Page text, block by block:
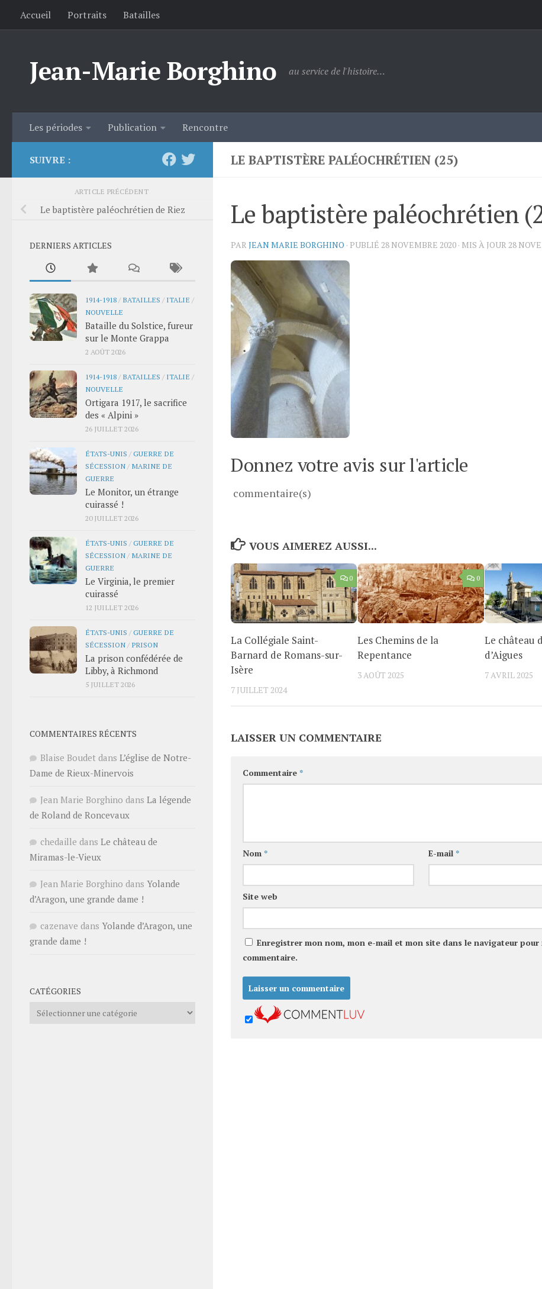
Skip to content
Accueil Portraits Batailles
Jean-Marie Borghino au service de l'histoire…
Les périodes Publication Rencontre
LE BAPTISTÈRE PALÉOCHRÉTIEN (25)
Le baptistère paléochrétien
PAR JEAN MARIE BORGHINO · PUBLIÉ 28 NOVEMBRE 2020 · MIS À JOUR 28
Donnez votre avis sur l'article
commentaire(s)
VOUS AIMEREZ AUSSI...
0
La Collégiale Saint-
Barnard de Romans-sur-
Isère
7 JUILLET 2024
0
Les Chemins de la
Repentance
3 AOÛT 2025
Le château
d’Aigues
7 AVRIL 2025
LAISSER UN COMMENTAIRE
Commentaire *
Nom * E-mail *
Site web
Enregistrer mon nom, mon e-mail et mon site dans le navigateur pour
commentaire.
SUIVRE :
ARTICLE PRÉCÉDENT
Le baptistère paléochrétien de Riez
DERNIERS ARTICLES
1914-1918 / BATAILLES / ITALIE /
NOUVELLE
Bataille du Solstice, fureur
sur le Monte Grappa
2 AOÛT 2026
1914-1918 / BATAILLES / ITALIE /
NOUVELLE
Ortigara 1917, le sacrifice
des « Alpini »
26 JUILLET 2026
ÉTATS-UNIS /GUERRE DE
SÉCESSION / MARINE DE
GUERRE
Le Monitor, un étrange
cuirassé !
20 JUILLET 2026
ÉTATS-UNIS /GUERRE DE
SÉCESSION / MARINE DE
GUERRE
Le Virginia, le premier
cuirassé
12 JUILLET 2026
ÉTATS-UNIS /GUERRE DE
SÉCESSION / PRISON
La prison confédérée de
Libby, à Richmond
5 JUILLET 2026
COMMENTAIRES RÉCENTS
Blaise Boudet dans L’église de Notre-
Dame de Rieux-Minervois
Jean Marie Borghino dans La légende
de Roland de Roncevaux
chedaille dans Le château de
Miramas-le-Vieux
Jean Marie Borghino dans Yolande
d’Aragon, une grande dame !
cazenave dans Yolande d’Aragon, une
grande dame !
CATÉGORIES
Catégories